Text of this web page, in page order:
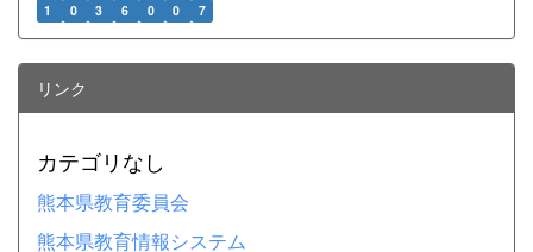
1 0 3 6 0 0 7
リンク
カテゴリなし
熊本県教育委員会
熊本県教育情報システム